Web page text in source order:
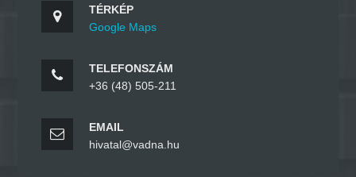
TÉRKÉP
Google Maps
TELEFONSZÁM
+36 (48) 505-211
EMAIL
hivatal@vadna.hu